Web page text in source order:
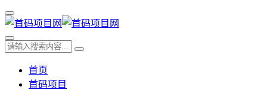
首页
首码项目